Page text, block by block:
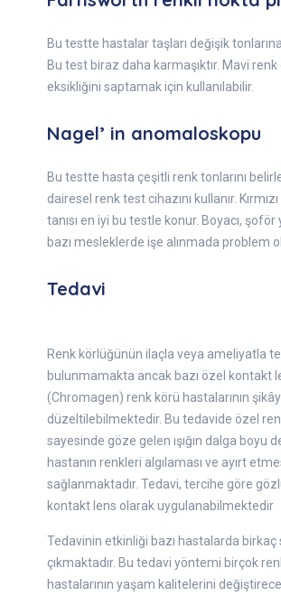
Bu testte hastalar taşları değişik tonlarına
Bu test biraz daha karmaşıktır. Mavi
eksikliğini saptamak için kullanılabilir.
Nagel’ in anomaloskopu
Bu testte hasta çeşitli renk tonlarını
dairesel renk test cihazını kullanır.
tanısı en iyi bu testle konur. Boyacı,
bazı mesleklerde işe alınmada problem
Tedavi
Renk körlüğünün ilaçla veya ameliyatla
bulunmamakta ancak bazı özel kontakt
(Chromagen) renk körü hastalarının
düzeltilebilmektedir. Bu tedavide özel
sayesinde göze gelen ışığın dalga boyu
hastanın renkleri algılaması ve ayırt
sağlanmaktadır. Tedavi, tercihe göre
kontakt lens olarak uygulanabilmektedir
Tedavinin etkinliği bazı hastalarda
çıkmaktadır. Bu tedavi yöntemi birçok
hastalarının yaşam kalitelerini